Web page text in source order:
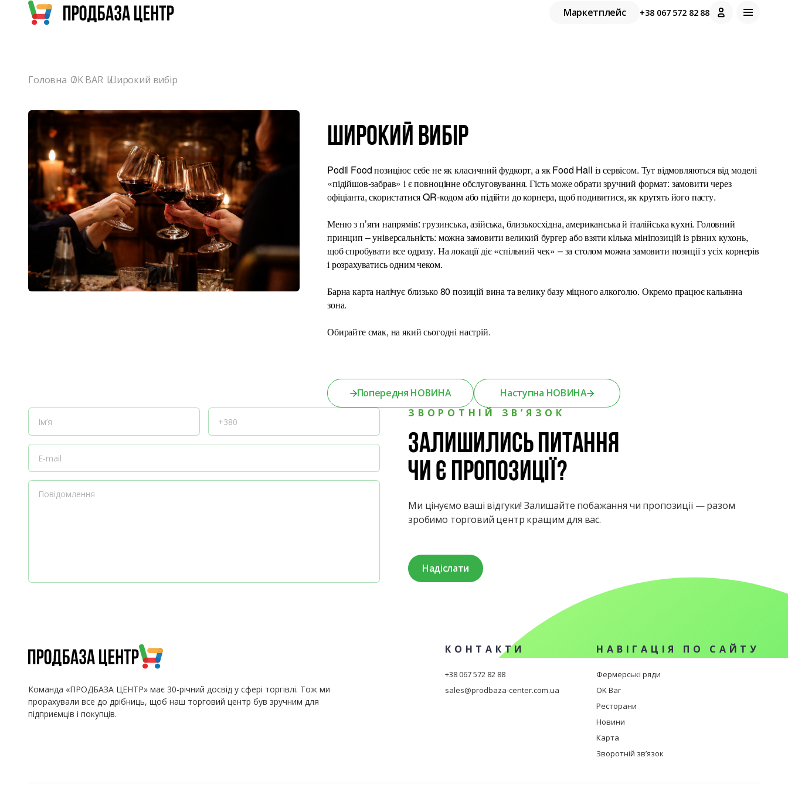
Маркетплейс +38 067 572 82 88
Головна OK BAR Широкий вибір
Широкий вибір
Podil Food позиціює себе не як класичний фудкорт, а як Food Hall із сервісом. Тут відмовляються від моделі
«підійшов-забрав» і є повноцінне обслуговування. Гість може обрати зручний формат: замовити через
офіціанта, скористатися QR-кодом або підійти до корнера, щоб подивитися, як крутять його пасту.
Меню з п’яти напрямів: грузинська, азійська, близькосхідна, американська й італійська кухні. Головний
принцип – універсальність: можна замовити великий бургер або взяти кілька мініпозицій із різних кухонь,
щоб спробувати все одразу. На локації діє «спільний чек» – за столом можна замовити позиції з усіх корнерів
і розрахуватись одним чеком.
Барна карта налічує близько 80 позицій вина та велику базу міцного алкоголю. Окремо працює кальянна
зона.
Обирайте смак, на який сьогодні настрій.
Попередня НОВИНА
Наступна НОВИНА
ЗВОРОТНІЙ ЗВ’ЯЗОК
Залишились питання
чи є пропозиції?
Ми цінуємо ваші відгуки! Залишайте побажання чи пропозиції — разом
зробимо торговий центр кращим для вас.
Надіслати
Команда «ПРОДБАЗА ЦЕНТР» має 30-річний досвід у сфері торгівлі. Тож ми
прорахували все до дрібниць, щоб наш торговий центр був зручним для
підприємців і покупців.
КОНТАКТИ
+38 067 572 82 88
sales@prodbaza-center.com.ua
НАВІГАЦІЯ ПО САЙТУ
Фермерські ряди
OK Bar
Ресторани
Новини
Карта
Зворотній зв’язок